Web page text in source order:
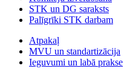
STK un DG saraksts
Palīgrīki STK darbam
Atpakaļ
MVU un standartizācija
Ieguvumi un labā prakse